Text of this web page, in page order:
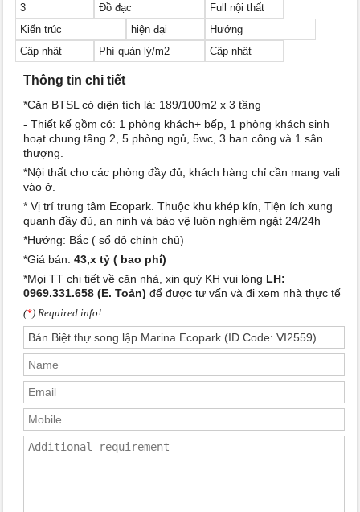
3
Đồ đạc
Full nội thất
Kiến trúc
hiện đại
Hướng
Cập nhật
Phí quản lý/m2 Cập nhật
Thông tin chi tiết
*Căn BTSL có diện tích là: 189/100m2 x 3 tầng
- Thiết kế gồm có: 1 phòng khách+ bếp, 1 phòng khách sinh
hoạt chung tầng 2, 5 phòng ngủ, 5wc, 3 ban công và 1 sân
thượng.
*Nội thất cho các phòng đầy đủ, khách hàng chỉ cần mang vali
vào ở.
* Vị trí trung tâm Ecopark. Thuộc khu khép kín, Tiện ích xung
quanh đầy đủ, an ninh và bảo vệ luôn nghiêm ngặt 24/24h
*Hướng: Bắc ( sổ đỏ chính chủ)
*Giá bán:43,x tỷ ( bao phí)
*Mọi TT chi tiết về căn nhà, xin quý KH vui lòng LH:
0969.331.658 (E. Toản) để được tư vấn và đi xem nhà thực tế
(*) Required info!